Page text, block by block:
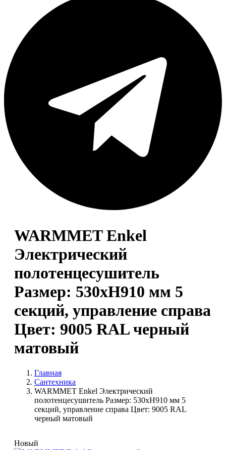
WARMMET Enkel
Электрический
полотенцесушитель
Размер: 530хH910 мм 5
секций, управление справа
Цвет: 9005 RAL черный
матовый
Главная
Сантехника
WARMMET Enkel Электрический
полотенцесушитель Размер: 530хH910 мм 5
секций, управление справа Цвет: 9005 RAL
черный матовый
Новый